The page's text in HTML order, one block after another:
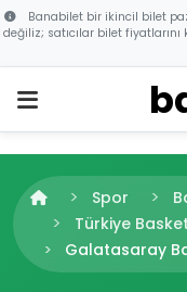
Banabilet bir ikincil bilet
değiliz; satıcılar bilet
Spor
Türkiye
Galatasaray